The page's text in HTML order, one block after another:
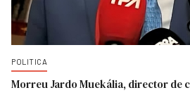
POLITICA
Morreu Jardo Muekália, director de